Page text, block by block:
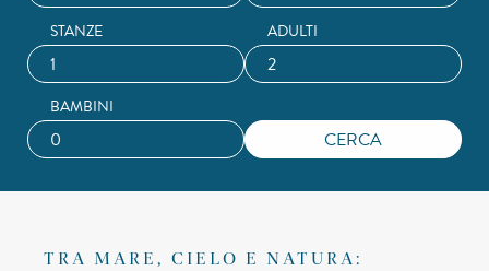
STANZE ADULTI
BAMBINI
TRA MARE, CIELO E NATURA: